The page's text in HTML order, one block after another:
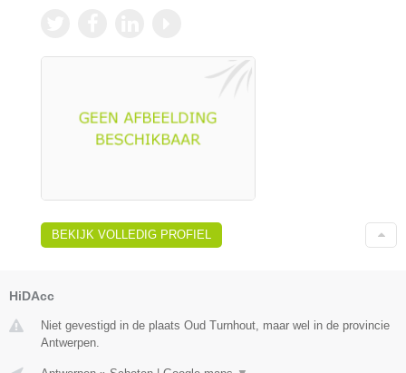
BEKIJK VOLLEDIG PROFIEL
HiDAcc
Niet gevestigd in de plaats Oud Turnhout, maar wel in de provincie
Antwerpen.